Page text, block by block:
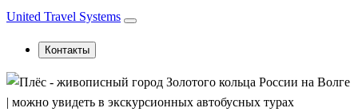
United Travel Systems
Контакты